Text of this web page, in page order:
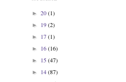
► 20(1)
► 19(2)
► 17(1)
► 16(16)
► 15(47)
► 14(87)